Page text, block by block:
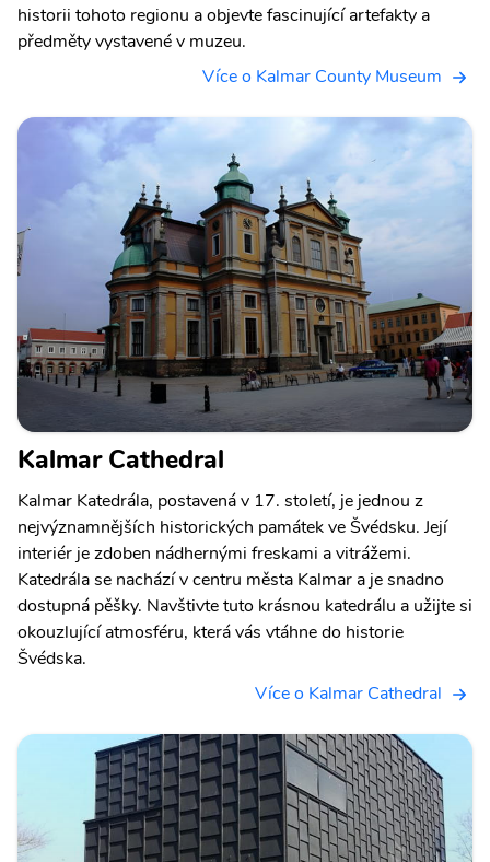
historii tohoto regionu a objevte fascinující artefakty a
předměty vystavené v muzeu.
Více o Kalmar County Museum
Kalmar Cathedral
Kalmar Katedrála, postavená v 17. století, je jednou z
nejvýznamnějších historických památek ve Švédsku. Její
interiér je zdoben nádhernými freskami a vitrážemi.
Katedrála se nachází v centru města Kalmar a je snadno
dostupná pěšky. Navštivte tuto krásnou katedrálu a užijte si
okouzlující atmosféru, která vás vtáhne do historie
Švédska.
Více o Kalmar Cathedral